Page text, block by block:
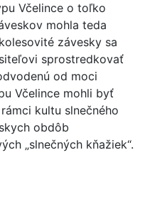
Včelince o toľko
mohla teda
závesky sa
sprostredkovať
od moci
Včelince mohli byť
kultu slnečného
obdôb
„slnečných kňažiek“.